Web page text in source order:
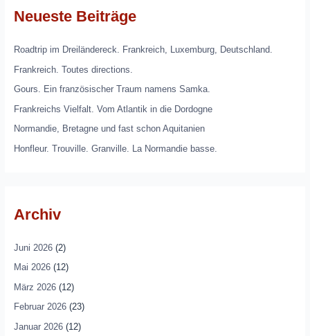
Neueste Beiträge
Roadtrip im Dreiländereck. Frankreich, Luxemburg, Deutschland.
Frankreich. Toutes directions.
Gours. Ein französischer Traum namens Samka.
Frankreichs Vielfalt. Vom Atlantik in die Dordogne
Normandie, Bretagne und fast schon Aquitanien
Honfleur. Trouville. Granville. La Normandie basse.
Archiv
Juni 2026(2)
Mai 2026(12)
März 2026(12)
Februar 2026(23)
Januar 2026(12)